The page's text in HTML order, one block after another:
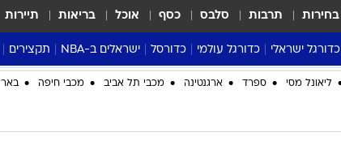
בחירות תרבות סלבס כסף אוכל בריאות תיירות
כדורגל ישראלי
ליגת העל Winner
כדורגל עולמי
ליגה אנגלית
כדורסל
ליגת העל
ישראלים ב-NBA
דני אבדיה
תקצירים
ליאונל מסי ספרד ארגנטינה מכבי תל אביב מכבי חיפה